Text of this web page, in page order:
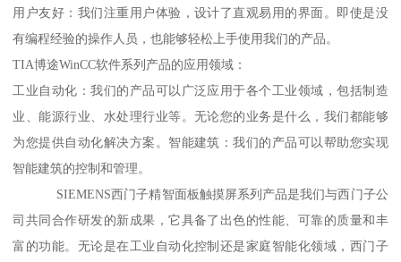
用户友好：我们注重用户体验，设计了直观易用的界面。即使是没
有编程经验的操作人员，也能够轻松上手使用我们的产品。
TIA博途WinCC软件系列产品的应用领域：
工业自动化：我们的产品可以广泛应用于各个工业领域，包括制造
业、能源行业、水处理行业等。无论您的业务是什么，我们都能够
为您提供自动化解决方案。智能建筑：我们的产品可以帮助您实现
智能建筑的控制和管理。
SIEMENS西门子精智面板触摸屏系列产品是我们与西门子公
司共同合作研发的新成果，它具备了出色的性能、可靠的质量和丰
富的功能。无论是在工业自动化控制还是家庭智能化领域，西门子